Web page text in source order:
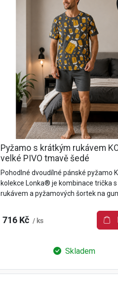
Pyžamo s krátkým rukávem
velké PIVO tmavě šedé
Pohodlné dvoudílné pánské pyžamo
kolekce Lonka® je kombinace trička
rukávem a pyžamových šortek na
716 Kč / ks
Skladem